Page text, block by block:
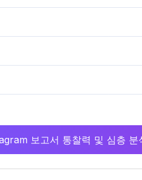
보고서 통찰력 및 심층 분